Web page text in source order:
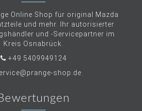
Online Shop für original Mazda
und mehr. Ihr autorisierter
und -Servicepartner im
Kreis Osnabrück.
+49 5409949124
shop.de